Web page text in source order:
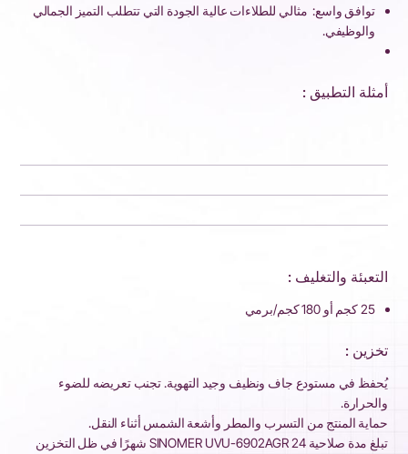
توافق واسع: مثالي للطلاءات عالية الجودة التي تتطلب التميز الجمالي
والوظيفي.
أمثلة التطبيق :
التعبئة والتغليف :
25 كجم أو 180 كجم/برمي
تخزين :
يُحفظ في مستودع جاف ونظيف وجيد التهوية. تجنب تعريضه للضوء
والحرارة.
حماية المنتج من التسرب والمطر وأشعة الشمس أثناء النقل.
تبلغ مدة صلاحية SINOMER UVU-6902AGR 24 شهرًا في ظل التخزين